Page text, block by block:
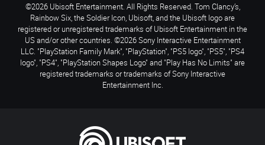
©2026 Ubisoft Entertainment. All Rights Reserved. Tom Clancy’s,
Rainbow Six, the Soldier Icon, Ubisoft, and the Ubisoft logo are
registered or unregistered trademarks of Ubisoft Entertainment in the
US and/or other countries. ©2026 Sony Interactive Entertainment
LLC. "PlayStation Family Mark", "PlayStation", "PS5 logo", "PS5", "PS4
logo", "PS4", "PlayStation Shapes Logo" and "Play Has No Limits" are
registered trademarks or trademarks of Sony Interactive
Entertainment Inc.